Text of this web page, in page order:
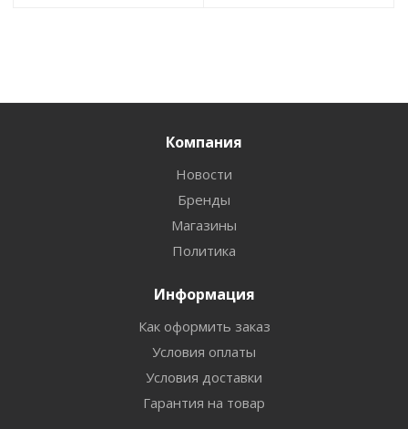
Компания
Новости
Бренды
Магазины
Политика
Информация
Как оформить заказ
Условия оплаты
Условия доставки
Гарантия на товар